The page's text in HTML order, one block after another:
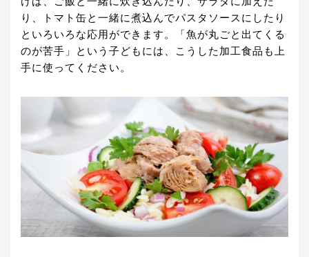
り、トマト缶と一緒に煮込んでパスタソースにしたり
といろいろな応用ができます。「魚が丸ごと出てくる
のが苦手」という子どもには、こうした加工食品も上
手に使ってください。